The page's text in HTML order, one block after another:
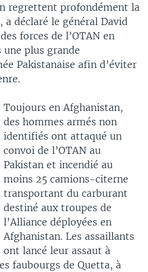
regrettent profondément la
a déclaré le général David
forces de l’OTAN en
plus grande
Pakistanaise afin d’éviter
Toujours en Afghanistan,
des hommes armés non
identifiés ont attaqué un
convoi de l’OTAN au
Pakistan et incendié au
moins 25 camions-citerne
transportant du carburant
destiné aux troupes de
l’Alliance déployées en
Afghanistan. Les assaillants
ont lancé leur assaut à
faubourgs de Quetta, à